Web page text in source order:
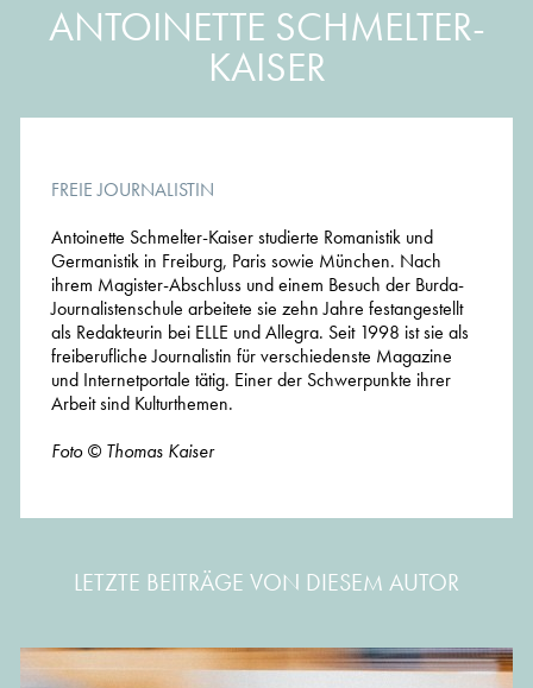
ANTOINETTE SCHMELTER-
KAISER
FREIE JOURNALISTIN
Antoinette Schmelter-Kaiser studierte Romanistik und
Germanistik in Freiburg, Paris sowie München. Nach
ihrem Magister-Abschluss und einem Besuch der Burda-
Journalistenschule arbeitete sie zehn Jahre festangestellt
als Redakteurin bei ELLE und Allegra. Seit 1998 ist sie als
freiberufliche Journalistin für verschiedenste Magazine
und Internetportale tätig. Einer der Schwerpunkte ihrer
Arbeit sind Kulturthemen.
Foto © Thomas Kaiser
LETZTE BEITRÄGE VON DIESEM AUTOR